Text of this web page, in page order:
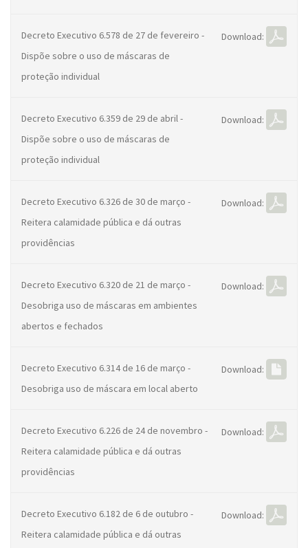
Decreto Executivo 6.578 de 27 de fevereiro -
Dispõe sobre o uso de máscaras de
proteção individual
Download:
Decreto Executivo 6.359 de 29 de abril -
Dispõe sobre o uso de máscaras de
proteção individual
Download:
Decreto Executivo 6.326 de 30 de março -
Reitera calamidade pública e dá outras
providências
Download:
Decreto Executivo 6.320 de 21 de março -
Desobriga uso de máscaras em ambientes
abertos e fechados
Download:
Decreto Executivo 6.314 de 16 de março -
Desobriga uso de máscara em local aberto
Download:
Decreto Executivo 6.226 de 24 de novembro -
Reitera calamidade pública e dá outras
providências
Download:
Decreto Executivo 6.182 de 6 de outubro -
Reitera calamidade pública e dá outras
Download: